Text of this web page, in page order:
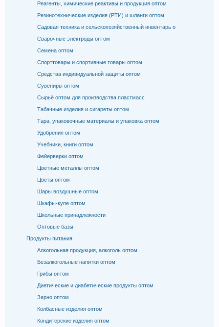
Реагенты, химические реактивы и продукция оптом
Резинотехнические изделия (РТИ) и шланги оптом
Садовая техника и сельскохозяйственный инвентарь о
Сварочные электроды оптом
Семена оптом
Спорттовары и спортивные товары оптом
Средства индивидуальной защиты оптом
Сувениры оптом
Сырьё оптом для производства пластмасс
Табачные изделия и сигареты оптом
Тара, упаковочные материалы и упаковка оптом
Удобрения оптом
Учебники, книги оптом
Фейерверки оптом
Цветные металлы оптом
Цветы оптом
Шары воздушные оптом
Шкафы-купе оптом
Школьные принадлежности
Оптовые базы
Продукты питания
Алкогольная продукция, алкоголь оптом
Безалкогольные напитки оптом
Грибы оптом
Диетические и диабетические продукты оптом
Зерно оптом
Колбасные изделия оптом
Кондитерские изделия оптом